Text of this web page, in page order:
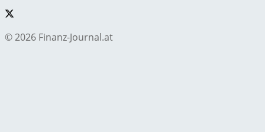
© 2026 Finanz-Journal.at